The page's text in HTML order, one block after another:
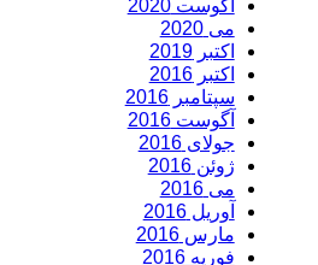
آگوست 2020
می 2020
اکتبر 2019
اکتبر 2016
سپتامبر 2016
آگوست 2016
جولای 2016
ژوئن 2016
می 2016
آوریل 2016
مارس 2016
فوریه 2016